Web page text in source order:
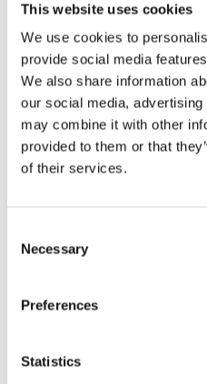
This website uses cookies
We use cookies to
provide social media
We also share information
our social media,
may combine it with other
provided to them or that
of their services.
Selection
Necessary
Preferences
Statistics
Till mexikanska rätter, prova
grönsaker.
Dela